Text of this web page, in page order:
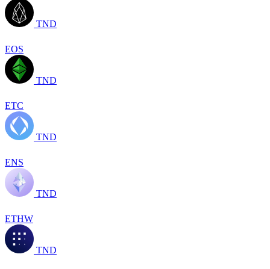
TND
EOS
TND
ETC
TND
ENS
TND
ETHW
TND